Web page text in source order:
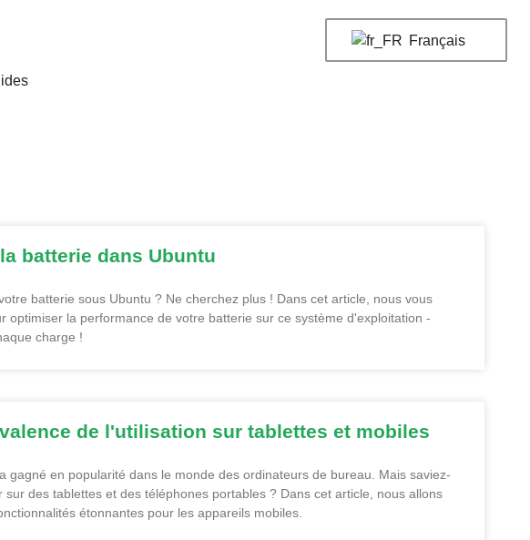
Français
batterie dans Ubuntu
batterie sous Ubuntu ? Ne cherchez plus ! Dans cet article, nous vous
optimiser la performance de votre batterie sur ce système d'exploitation -
charge !
de l'utilisation sur tablettes et mobiles
gagné en popularité dans le monde des ordinateurs de bureau. Mais saviez-
des tablettes et des téléphones portables ? Dans cet article, nous allons
étonnantes pour les appareils mobiles.